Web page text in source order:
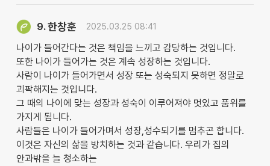
9.한창훈 2025.03.25 08:41
나이가 들어간다는 것은 책임을 느끼고 감당하는 것입니다.
또한 나이가 들어가는 것은 계속 성장하는 것입니다.
사람이 나이가 들어가면서 성장 또는 성숙되지 못하면 정말로
괴팍해지는 것입니다.
그 때의 나이에 맞는 성장과 성숙이 이루어져야 멋있고 품위를
가지게 됩니다.
사람들은 나이가 들어가며서 성장,성수되기를 멈추곤 합니다.
이것은 자신의 삶을 방치하는 것과 같습니다. 우리가 집의
안과밖을 늘 청소하는